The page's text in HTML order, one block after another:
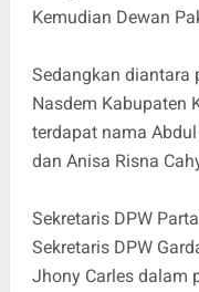
Kemudian Dewan
Sedangkan diantara
Nasdem Kabupaten
terdapat nama
dan Anisa Risna
Sekretaris DPW
Sekretaris DPW
Jhony Carles dalam